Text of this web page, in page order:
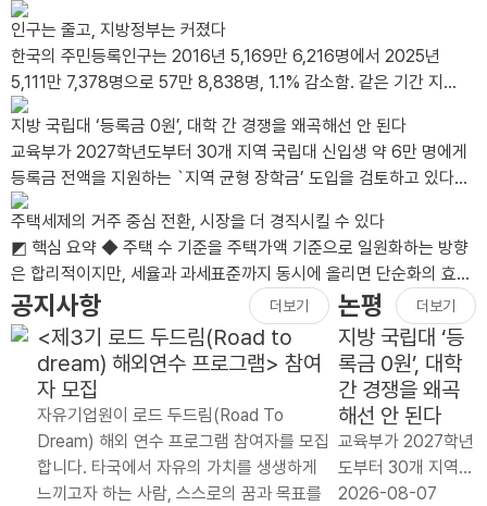
지 편집이 가능한 자 - 타 서포터즈 활동 유경험자 및 SNS 활용 가
능자, 그래픽툴 활용 가능자는 가산점 부여 ㅇ 2026년 12월까지 성
실한 활동이 가능한 분 - 월 2회 이상 콘텐츠(카드뉴스, 블로그, 동영
상 등) 제작이 가능한 분 - 발대식 및 수료식(비대면)에 참석 가능한
분 *발대식 일시/장소: 2026년 8월 28일 금요일 오후 1시 / 선유
도역 8번 출구 인근 어반322 5층 푸른홀 *불참시 서포터즈 자격이
박탈됩니다. 2. 모집인원 ㅇ 총 00명 3. 활동기간 ..
인구는 줄고, 지방정부는 커졌다
한국의 주민등록인구는 2016년 5,169만 6,216명에서 2025년
5,111만 7,378명으로 57만 8,838명, 1.1% 감소함. 같은 기간 지방
공무원 정원은 30만 7,566명에서 38만 4,155..
지방 국립대 ‘등록금 0원’, 대학 간 경쟁을 왜곡해선 안 된다
교육부가 2027학년도부터 30개 지역 국립대 신입생 약 6만 명에게
등록금 전액을 지원하는 `지역 균형 장학금’ 도입을 검토하고 있다.
연간 지원 규모는 약 2천억 원이..
주택세제의 거주 중심 전환, 시장을 더 경직시킬 수 있다
◩ 핵심 요약 ◆ 주택 수 기준을 주택가액 기준으로 일원화하는 방향
은 합리적이지만, 세율과 과세표준까지 동시에 올리면 단순화의 효과
가 상쇄될 수 있음.◆ 장기..
공지사항 더보기
<제3기 로드 두드림(Road to
dream) 해외연수 프로그램> 참여
자 모집
자유기업원이 로드 두드림(Road To
Dream) 해외 연수 프로그램 참여자를 모집
합니다. 타국에서 자유의 가치를 생생하게
느끼고자 하는 사람, 스스로의 꿈과 목표를
논평 더보기
지방 국립대 ‘등
록금 0원’, 대학
간 경쟁을 왜곡
해선 안 된다
교육부가 2027학년
도부터 30개 지역
국립대 신입생 약 6
2026-08-07